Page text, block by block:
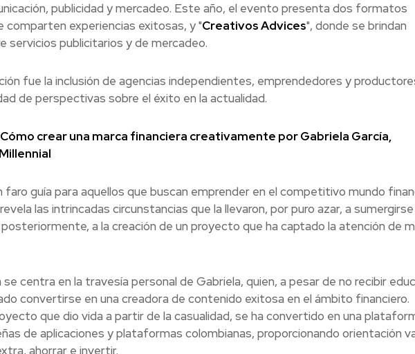
publicidad y mercadeo. Este año, el evento presenta dos formatos
comparten experiencias exitosas, y "Creativos Advices", donde se brindan
servicios publicitarios y de mercadeo.
fue la inclusión de agencias independientes, emprendedores y
de perspectivas sobre el éxito en la actualidad.
crear una marca financiera creativamente por Gabriela García,
faro guía para aquellos que buscan emprender en el competitivo mundo
las intrincadas circunstancias que la llevaron, por puro azar, a
a la creación de un proyecto que ha captado la atención de
centra en la travesía personal de Gabriela, quien, a pesar de no recibir
convertirse en una creadora de contenido exitosa en el ámbito financiero.
que dio vida a partir de la casualidad, se ha convertido en una
de aplicaciones y plataformas colombianas, proporcionando orientación
ahorrar e invertir.